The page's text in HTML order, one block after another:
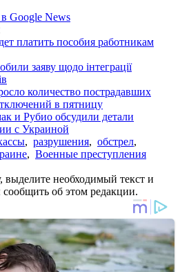
Google News
платить пособия работникам
заяву щодо інтеграції
количество пострадавших
в пятницу
и Рубио обсудили детали
с Украиной
, разрушения, обстрел,
, Военные преступления
необходимый текст и
об этом редакции.